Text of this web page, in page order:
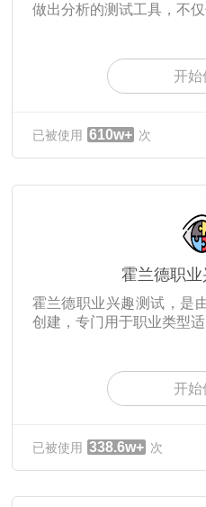
做出分析的测试工具，不
开始
已被使用 610w+ 次
霍兰德职
霍兰德职业兴趣测试，是
创建，专门用于职业类型
开始
已被使用 338.6w+ 次